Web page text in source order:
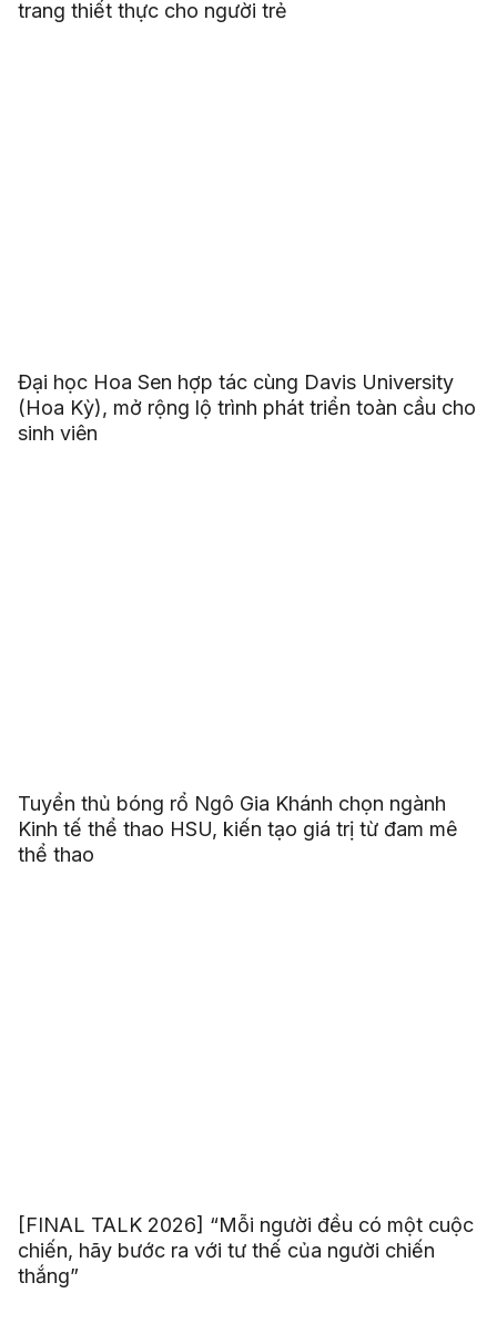
trang thiết thực cho người trẻ
Đại học Hoa Sen hợp tác cùng Davis University
(Hoa Kỳ), mở rộng lộ trình phát triển toàn cầu cho
sinh viên
Tuyển thủ bóng rổ Ngô Gia Khánh chọn ngành
Kinh tế thể thao HSU, kiến tạo giá trị từ đam mê
thể thao
[FINAL TALK 2026] “Mỗi người đều có một cuộc
chiến, hãy bước ra với tư thế của người chiến
thắng”